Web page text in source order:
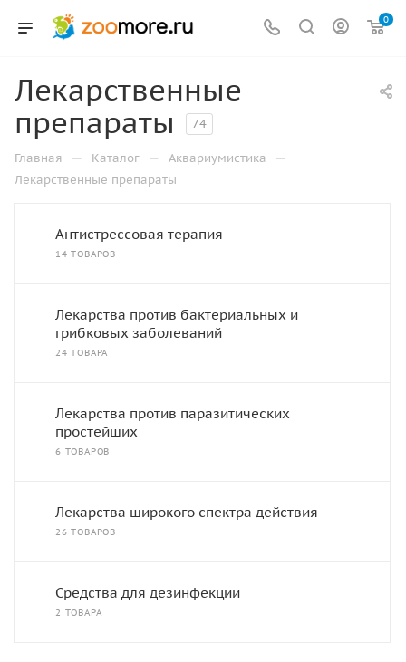
0
Лекарственные
препараты
74
Главная — Каталог — Аквариумистика —
Лекарственные препараты
Антистрессовая терапия
14 ТОВАРОВ
Лекарства против бактериальных и
грибковых заболеваний
24 ТОВАРА
Лекарства против паразитических
простейших
6 ТОВАРОВ
Лекарства широкого спектра действия
26 ТОВАРОВ
Средства для дезинфекции
2 ТОВАРА